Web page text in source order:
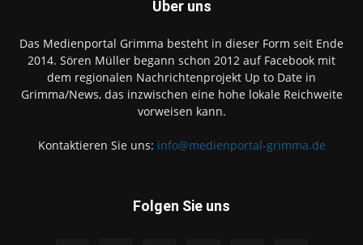
Über uns
Das Medienportal Grimma besteht in dieser Form seit Ende
2014. Sören Müller begann schon 2012 auf Facebook mit
dem regionalen Nachrichtenprojekt Up to Date in
Grimma/News, das inzwischen eine hohe lokale Reichweite
vorweisen kann.
Kontaktieren Sie uns: info@medienportal-grimma.de
Folgen Sie uns